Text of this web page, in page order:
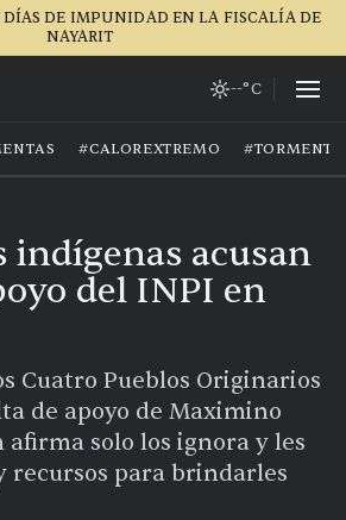
DÍAS DE IMPUNIDAD EN LA FISCALÍA DE
NAYARIT
--°C
#CALOREXTREMO
indígenas acusan
del INPI en
Cuatro Pueblos Originarios
de apoyo de Maximino
afirma solo los ignora y les
recursos para brindarles